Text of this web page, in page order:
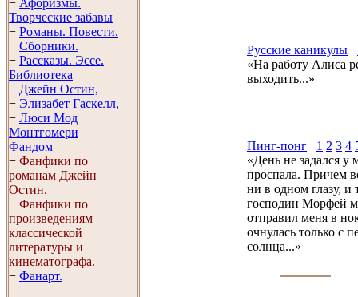
− Афоризмы.
Творческие забавы
− Романы. Повести.
− Сборники.
− Рассказы. Эссe.
Библиотека
− Джейн Остин,
− Элизабет Гaскелл,
− Люси Мод
Монтгомери
Фандом
− Фанфики по
романам Джейн
Остин.
− Фанфики по
произведениям
классической
литературы и
кинематографа.
− Фанарт.
Русские каникулы
«На работу Алиса
выходить...»
Пинг-понг 1 2 3 4
«День не задался у
проспала. Причем
ни в одном глазу, и
господин Морфей
отправил меня в
очнулась только с
солнца...»